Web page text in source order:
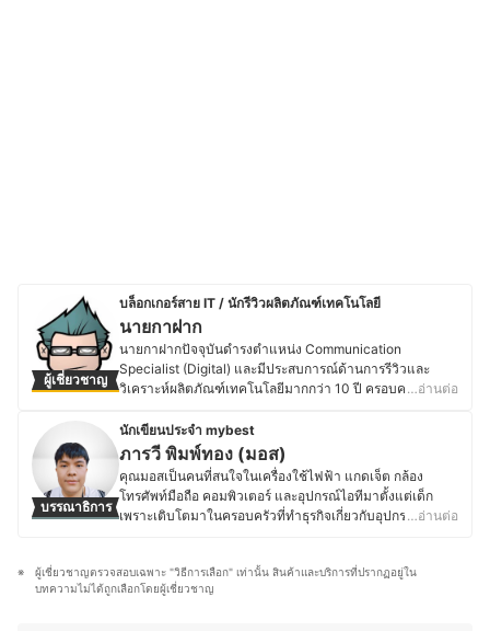
ผู้เชี่ยวชาญ
บล็อกเกอร์สาย IT / นักรีวิวผลิตภัณฑ์เทคโนโลยี
นายกาฝาก
นายกาฝากปัจจุบันดำรงตำแหน่ง Communication
Specialist (Digital) และมีประสบการณ์ด้านการรีวิวและ
วิเคราะห์ผลิตภัณฑ์เทคโนโลยีมากกว่า 10 ปี ครอบคลุมตั้งแต่
ระดับองค์กรอย่าง NAS โดยมุ่งเน้นการให้ข้อมูลที่รอบด้าน
ชัดเจน และเป็นกลาง เพื่อสนับสนุนการตัดสินใจที่เหมาะสม
สำหรับผู้บริโภค โดยสำเร็จการศึกษาระดับปริญญาตรี
วิศวกรรมศาสตร์อิเล็กทรอนิกส์ จากมหาวิทยาลัยอัสสัมชัญ
และเคยศึกษาต่อในระดับปริญญาโทด้านจิตวิทยา
อุตสาหกรรมและองค์การ มีประสบการณ์ทำงานด้าน
รวมถึงบทบาทด้านการสื่อสารและการตลาดดิจิทัล ซึ่งตลอด
ระยะเวลาที่ผ่านมา นายกาฝากเคยเป็นทั้งนักเขียนและ
…อ่านต่อ
บรรณาธิการ
นักเขียนประจำ mybest
ภารวี พิมพ์ทอง (มอส)
คุณมอสเป็นคนที่สนใจในเครื่องใช้ไฟฟ้า แกดเจ็ต กล้อง
โทรศัพท์มือถือ คอมพิวเตอร์ และอุปกรณ์ไอทีมาตั้งแต่เด็ก
เพราะเติบโตมาในครอบครัวที่ทำธุรกิจเกี่ยวกับอุปกรณ์
ล่าสุด หรือแนวโน้มของตลาดอุปกรณ์อิเล็กทรอนิกส์ นอกจาก
การอัปเดตข้อมูลสินค้าไอทีแล้ว คุณมอสยังชื่นชอบงานช่าง
…อ่านต่อ
ผู้เชี่ยวชาญตรวจสอบเฉพาะ "วิธีการเลือก" เท่านั้น สินค้าและบริการที่ปรากฏอยู่ใน
บทความไม่ได้ถูกเลือกโดยผู้เชี่ยวชาญ